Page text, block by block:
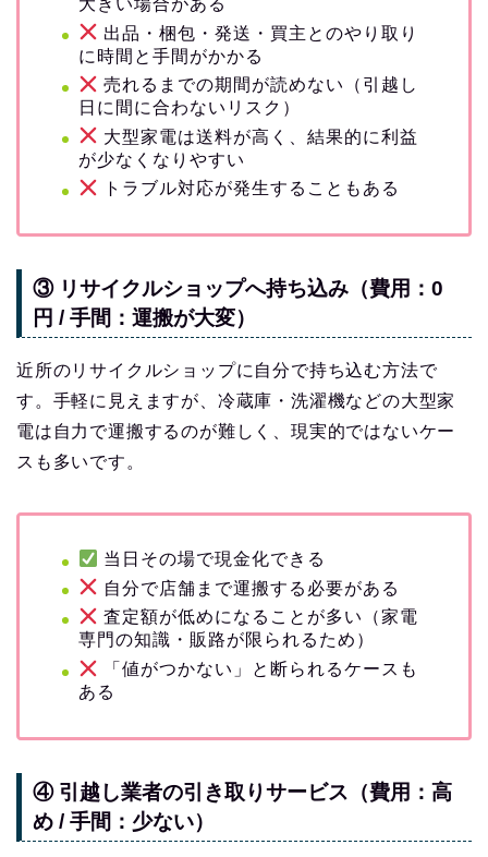
大きい場合がある
出品・梱包・発送・買主とのやり取り
に時間と手間がかかる
売れるまでの期間が読めない（引越し
日に間に合わないリスク）
大型家電は送料が高く、結果的に利益
が少なくなりやすい
トラブル対応が発生することもある
③ リサイクルショップへ持ち込み（費用：0
円 / 手間：運搬が大変）
近所のリサイクルショップに自分で持ち込む方法で
す。手軽に見えますが、冷蔵庫・洗濯機などの大型家
電は自力で運搬するのが難しく、現実的ではないケー
スも多いです。
当日その場で現金化できる
自分で店舗まで運搬する必要がある
査定額が低めになることが多い（家電
専門の知識・販路が限られるため）
「値がつかない」と断られるケースも
ある
④ 引越し業者の引き取りサービス（費用：高
め / 手間：少ない）